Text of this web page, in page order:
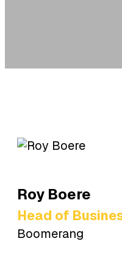
Roy Boere
Head of
Boomerang